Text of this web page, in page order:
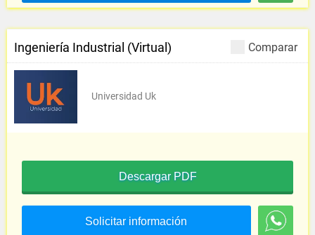
Comparar
Ingeniería Industrial (Virtual)
Universidad Uk
Descargar PDF
Solicitar información